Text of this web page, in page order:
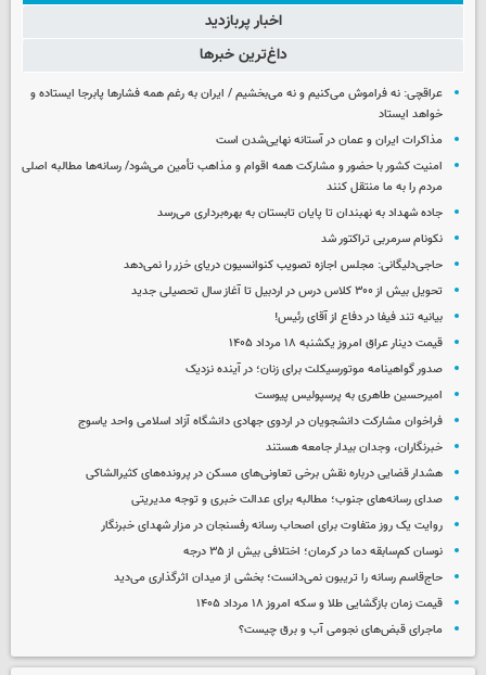
اخبار پربازدید
داغ‌ترین خبرها
عراقچی: نه فراموش می‌کنیم و نه می‌بخشیم / ایران به رغم همه فشارها پابرجا ایستاده و
خواهد ایستاد
مذاکرات ایران و عمان در آستانه نهایی‌شدن است
امنیت کشور با حضور و مشارکت همه اقوام و مذاهب تأمین می‌شود/ رسانه‌ها مطالبه اصلی
مردم را به ما منتقل کنند
جاده شهداد به نهبندان تا پایان تابستان به بهره‌برداری می‌رسد
نکونام سرمربی تراکتور شد
حاجی‌دلیگانی: مجلس اجازه تصویب کنوانسیون دریای خزر را نمی‌دهد
تحویل بیش از ۳۰۰ کلاس درس در اردبیل تا آغاز سال تحصیلی جدید
بیانیه تند فیفا در دفاع از آقای رئیس!
قیمت دینار عراق امروز یکشنبه ۱۸ مرداد ۱۴۰۵
صدور گواهینامه موتورسیکلت برای زنان؛ در آینده نزدیک
امیرحسین طاهری به پرسپولیس پیوست
فراخوان مشارکت دانشجویان در اردوی جهادی دانشگاه آزاد اسلامی واحد یاسوج
خبرنگاران، وجدان بیدار جامعه هستند
هشدار قضایی درباره نقش برخی تعاونی‌های مسکن در پرونده‌های کثیرالشاکی
صدای رسانه‌های جنوب؛ مطالبه برای عدالت خبری و توجه مدیریتی
روایت یک روز متفاوت برای اصحاب رسانه رفسنجان در مزار شهدای خبرنگار
نوسان کم‌سابقه دما در کرمان؛ اختلافی بیش از ۳۵ درجه
حاج‌قاسم رسانه را تریبون نمی‌دانست؛ بخشی از میدان اثرگذاری می‌دید
قیمت زمان بازگشایی طلا و سکه امروز ۱۸ مرداد ۱۴۰۵
ماجرای قبض‌های نجومی آب و برق چیست؟